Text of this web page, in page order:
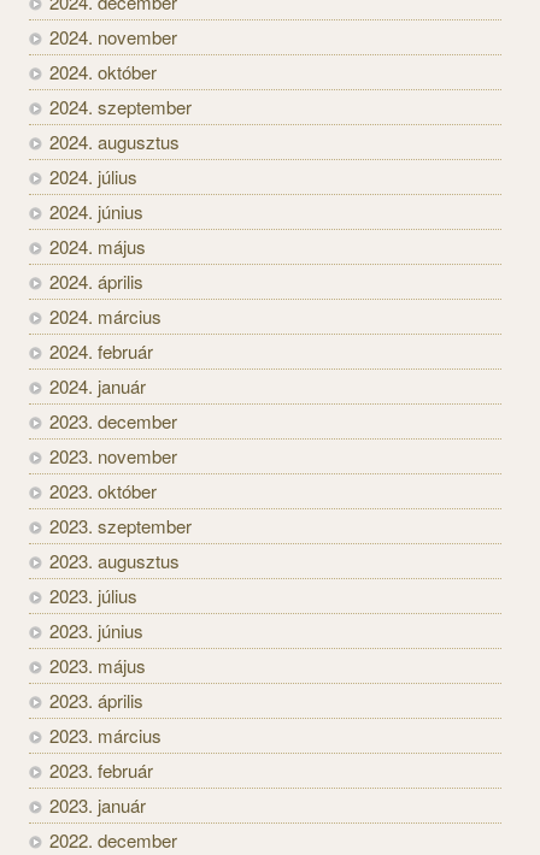
2024. november
2024. október
2024. szeptember
2024. augusztus
2024. július
2024. június
2024. május
2024. április
2024. március
2024. február
2024. január
2023. december
2023. november
2023. október
2023. szeptember
2023. augusztus
2023. július
2023. június
2023. május
2023. április
2023. március
2023. február
2023. január
2022. december